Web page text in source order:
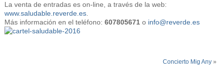
La venta de entradas es on-line, a través de la web:
www.saludable.reverde.es.
Más información en el teléfono: 607805671o info@reverde.es
Concierto Mig Any »